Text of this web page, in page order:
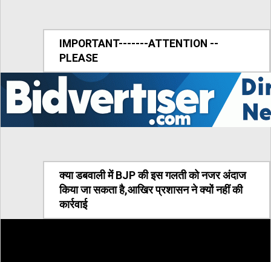
IMPORTANT-------ATTENTION --
PLEASE
क्या डबवाली में BJP की इस गलती को नजर अंदाज
किया जा सकता है,आखिर प्रशासन ने क्यों नहीं की
कार्रवाई